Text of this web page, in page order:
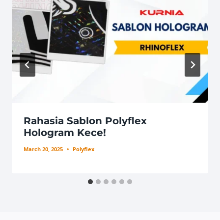
Rahasia Sablon Polyflex
Hologram Kece!
March 20, 2025 Polyflex